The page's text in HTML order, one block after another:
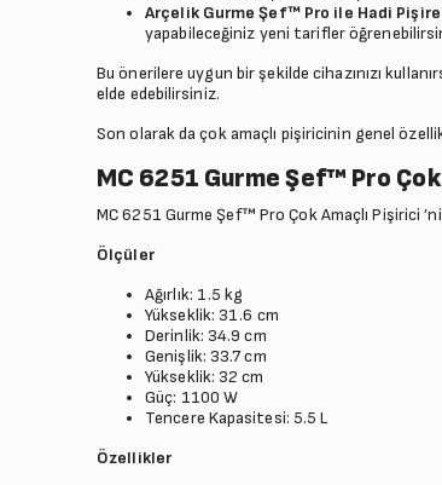
Arçelik Gurme Şef™ Pro ile Hadi
yapabileceğiniz yeni tarifler
Bu önerilere uygun bir şekilde cihazınızı
elde edebilirsiniz.
Son olarak da çok amaçlı pişiricinin genel
MC 6251 Gurme Şef™ Pro
MC 6251 Gurme Şef™ Pro Çok Amaçlı Pişirici
Ölçüler
Ağırlık: 1.5 kg
Yükseklik: 31.6 cm
Derinlik: 34.9 cm
Genişlik: 33.7 cm
Yükseklik: 32 cm
Güç: 1100 W
Tencere Kapasitesi: 5.5 L
Özellikler